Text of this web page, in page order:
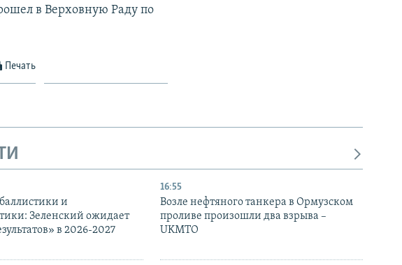
в Верховную Раду по
Печать
и
Зеленский ожидает
в 2026-2027
16:55
Возле нефтяного танкера в Ормузском
проливе произошли два взрыва –
UKMTO